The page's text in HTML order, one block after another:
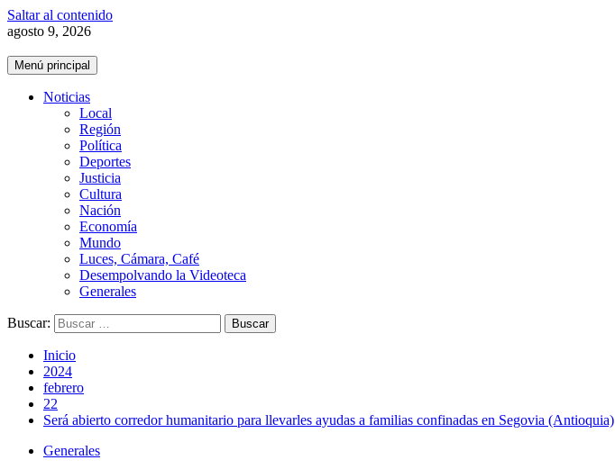
Saltar al contenido
agosto 9, 2026
Menú principal
Noticias
Local
Región
Política
Deportes
Justicia
Cultura
Nación
Economía
Mundo
Luces, Cámara, Café
Desempolvando la Videoteca
Generales
Buscar:
Inicio
2024
febrero
22
Será abierto corredor humanitario para llevarles ayudas a familias confinadas en Segovia (Antioquia)
Generales